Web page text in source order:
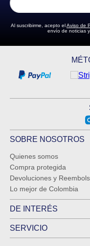
Al suscribirme, acepto elAviso de
envío de noticias
SOBRE NOSOTROS
Quienes somos
Compra protegida
Devoluciones y
Lo mejor de Colombia
DE INTERÉS
SERVICIO